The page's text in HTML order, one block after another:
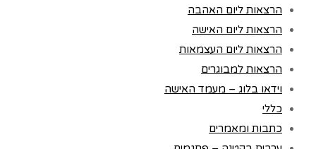
הרצאות ליום האהבה
הרצאות ליום האישה
הרצאות ליום העצמאות
הרצאות למבוגרים
וידאו בלוג – מעמד האישה
כללי
כתבות ומאמרים